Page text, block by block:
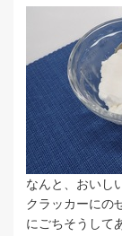
なんと、おいし
クラッカーにの
にごちそうして